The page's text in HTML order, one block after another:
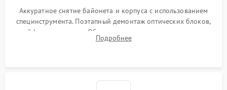
Аккуратное снятие байонета и корпуса с использованием
специнструмента. Поэтапный демонтаж оптических блоков,
шлейфов и приводов. Обязательная маркировка положения
линзовых групп для сохранения заводской центровки при
Подробнее